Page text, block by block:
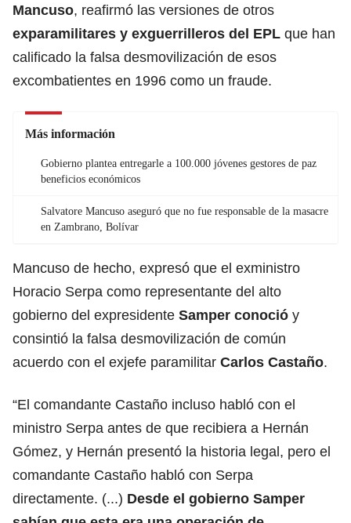
Mancuso, reafirmó las versiones de otros
exparamilitares y exguerrilleros del EPL que han
calificado la falsa desmovilización de esos
excombatientes en 1996 como un fraude.
Más información
Gobierno plantea entregarle a 100.000 jóvenes gestores de paz
beneficios económicos
Salvatore Mancuso aseguró que no fue responsable de la masacre
en Zambrano, Bolívar
Mancuso de hecho, expresó que el exministro
Horacio Serpa como representante del alto
gobierno del expresidente Samper conoció y
consintió la falsa desmovilización de común
acuerdo con el exjefe paramilitar Carlos Castaño.
“El comandante Castaño incluso habló con el
ministro Serpa antes de que recibiera a Hernán
Gómez, y Hernán presentó la historia legal, pero el
comandante Castaño habló con Serpa
directamente. (...) Desde el gobierno Samper